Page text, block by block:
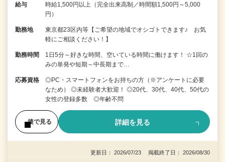
給与
時給1,500円以上（完全出来高制／時間額1,500円～5,000
円）
勤務地
東京都23区内等【ご希望の地域でオシゴトできます♪ お気
軽にご相談ください！】
勤務時間
1日5分～好きな時間、空いている時間に働けます！ ☆1回の
みの単発や短期～中長期まで…
応募資格
◎PC・スマートフォンをお持ちの方（※アンケートに必要
なため） ◎未経験者大歓迎！ ◎20代、30代、40代、50代の
女性の登録多数 ◎年齢不問
後で見る 詳細を見る
更新日： 2026/07/23 掲載終了日： 2026/08/30